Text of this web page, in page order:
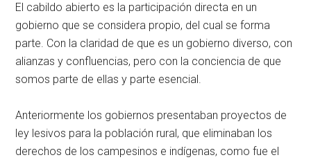
El cabildo abierto es la participación directa en un
gobierno que se considera propio, del cual se forma
parte. Con la claridad de que es un gobierno diverso, con
alianzas y confluencias, pero con la conciencia de que
somos parte de ellas y parte esencial.
Anteriormente los gobiernos presentaban proyectos de
ley lesivos para la población rural, que eliminaban los
derechos de los campesinos e indígenas, como fue el